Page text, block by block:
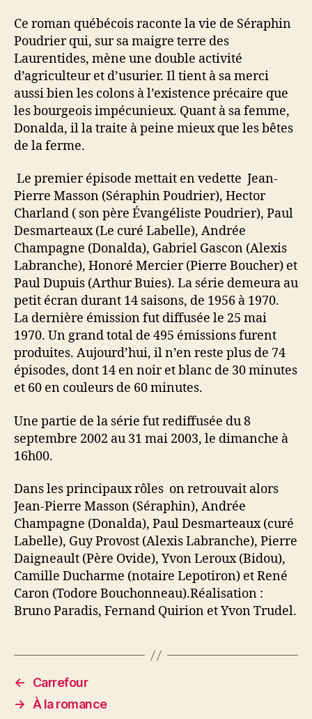
Ce roman québécois raconte la vie de Séraphin
Poudrier qui, sur sa maigre terre des
Laurentides, mène une double activité
d’agriculteur et d’usurier. Il tient à sa merci
aussi bien les colons à l’existence précaire que
les bourgeois impécunieux. Quant à sa femme,
Donalda, il la traite à peine mieux que les bêtes
de la ferme.
Le premier épisode mettait en vedette Jean-
Pierre Masson (Séraphin Poudrier), Hector
Charland ( son père Évangéliste Poudrier), Paul
Desmarteaux (Le curé Labelle), Andrée
Champagne (Donalda), Gabriel Gascon (Alexis
Labranche), Honoré Mercier (Pierre Boucher) et
Paul Dupuis (Arthur Buies). La série demeura au
petit écran durant 14 saisons, de 1956 à 1970.
La dernière émission fut diffusée le 25 mai
1970. Un grand total de 495 émissions furent
produites. Aujourd’hui, il n’en reste plus de 74
épisodes, dont 14 en noir et blanc de 30 minutes
et 60 en couleurs de 60 minutes.
Une partie de la série fut rediffusée du 8
septembre 2002 au 31 mai 2003, le dimanche à
16h00.
Dans les principaux rôles on retrouvait alors
Jean-Pierre Masson (Séraphin), Andrée
Champagne (Donalda), Paul Desmarteaux (curé
Labelle), Guy Provost (Alexis Labranche), Pierre
Daigneault (Père Ovide), Yvon Leroux (Bidou),
Camille Ducharme (notaire Lepotiron) et René
Caron (Todore Bouchonneau).Réalisation :
Bruno Paradis, Fernand Quirion et Yvon Trudel.
←
Carrefour
→ À la romance